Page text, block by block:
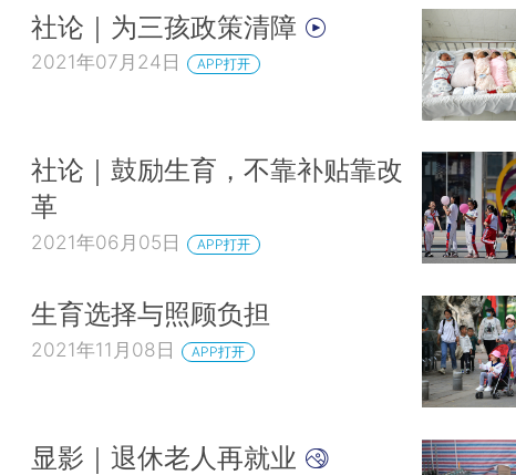
社论｜为三孩政策清障
2021年07月24日 APP打开
社论｜鼓励生育，不靠补贴靠改
革
2021年06月05日 APP打开
生育选择与照顾负担
2021年11月08日 APP打开
显影｜退休老人再就业